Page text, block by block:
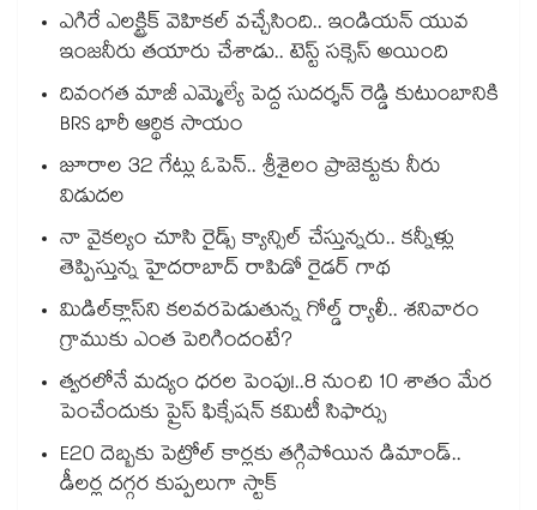
ఎగిరే ఎలక్ట్రిక్ వెహికల్ వచ్చేసింది.. ఇండియన్ యువ
ఇంజనీరు తయారు చేశాడు.. టెస్ట్ సక్సెస్ అయింది
దివంగత మాజీ ఎమ్మెల్యే పెద్ద సుదర్శన్ రెడ్డి కుటుంబానికి
BRS భారీ ఆర్థిక సాయం
జూరాల 32 గేట్లు ఓపెన్.. శ్రీశైలం ప్రాజెక్టుకు నీరు
విడుదల
నా వైకల్యం చూసి రైడ్స్ క్యాన్సిల్ చేస్తున్నరు.. కన్నీళ్లు
తెప్పిస్తున్న హైదరాబాద్ రాపిడో రైడర్ గాథ
మిడిల్‌క్లాస్‌ని కలవరపెడుతున్న గోల్డ్ ర్యాలీ.. శనివారం
గ్రాముకు ఎంత పెరిగిందంటే?
త్వరలోనే మద్యం ధ‌‌ర‌‌ల పెంపు!..8 నుంచి 10 శాతం మేర
పెంచేందుకు ప్రైస్ ఫిక్సేష‌‌న్ క‌‌మిటీ సిఫార్సు
E20 దెబ్బకు పెట్రోల్ కార్లకు తగ్గిపోయిన డిమాండ్..
డీలర్ల దగ్గర కుప్పలుగా స్టాక్